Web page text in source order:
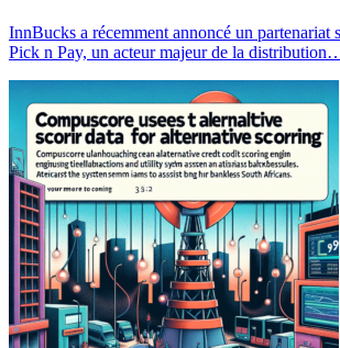
InnBucks a récemment annoncé un partenariat
Pick n Pay, un acteur majeur de la